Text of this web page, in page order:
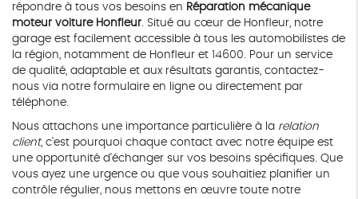
répondre à tous vos besoins en Réparation mécanique
moteur voiture Honfleur . Situé au cœur de Honfleur, notre
garage est facilement accessible à tous les automobilistes de
la région, notamment de Honfleur et 14600. Pour un service
de qualité, adaptable et aux résultats garantis, contactez-
nous via notre formulaire en ligne ou directement par
téléphone.
Nous attachons une importance particulière à la relation
client, c'est pourquoi chaque contact avec notre équipe est
une opportunité d'échanger sur vos besoins spécifiques. Que
vous ayez une urgence ou que vous souhaitiez planifier un
contrôle régulier, nous mettons en œuvre toute notre